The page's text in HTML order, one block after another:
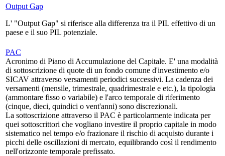
Output Gap
L' "Output Gap" si riferisce alla differenza tra il PIL effettivo di un
paese e il suo PIL potenziale.
PAC
Acronimo di Piano di Accumulazione del Capitale. E' una modalità
di sottoscrizione di quote di un fondo comune d'investimento e/o
SICAV attraverso versamenti periodici successivi. La cadenza dei
versamenti (mensile, trimestrale, quadrimestrale e etc.), la tipologia
(ammontare fisso o variabile) e l'arco temporale di riferimento
(cinque, dieci, quindici o vent'anni) sono discrezionali.
La sottoscrizione attraverso il PAC è particolarmente indicata per
quei sottoscrittori che vogliano investire il proprio capitale in modo
sistematico nel tempo e/o frazionare il rischio di acquisto durante i
picchi delle oscillazioni di mercato, equilibrando così il rendimento
nell'orizzonte temporale prefissato.